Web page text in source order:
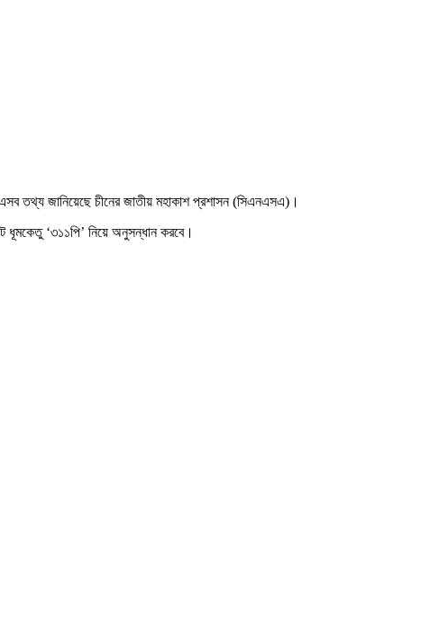
তথ্য জানিয়েছে চীনের জাতীয় মহাকাশ প্রশাসন (সিএনএসএ)।
ধূমকেতু ‘৩১১পি’ নিয়ে অনুসন্ধান করবে।